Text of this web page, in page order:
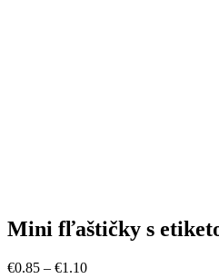
Mini fľaštičky s
€0.85 – €1 .10Price